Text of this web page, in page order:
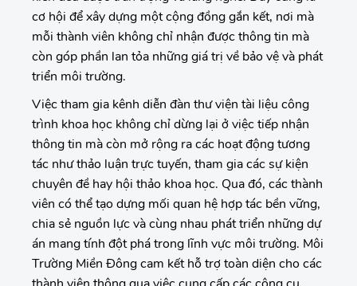
cơ hội để xây dựng một cộng đồng gắn kết, nơi mà
mỗi thành viên không chỉ nhận được thông tin mà
còn góp phần lan tỏa những giá trị về bảo vệ và phát
triển môi trường.
Việc tham gia kênh diễn đàn thư viện tài liệu công
trình khoa học không chỉ dừng lại ở việc tiếp nhận
thông tin mà còn mở rộng ra các hoạt động tương
tác như thảo luận trực tuyến, tham gia các sự kiện
chuyên đề hay hội thảo khoa học. Qua đó, các thành
viên có thể tạo dựng mối quan hệ hợp tác bền vững,
chia sẻ nguồn lực và cùng nhau phát triển những dự
án mang tính đột phá trong lĩnh vực môi trường. Môi
Trường Miền Đông cam kết hỗ trợ toàn diện cho các